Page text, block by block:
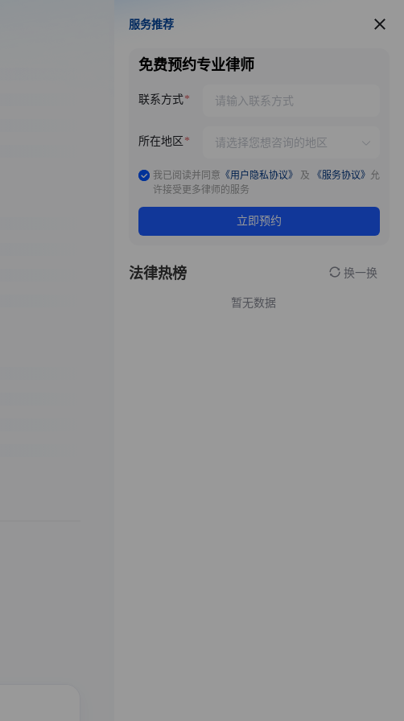
服务推荐
服务推荐
免费预约专业律师
联系方式
所在地区
我已阅读并同意 《用户隐私协议》 及 《服务协议》 允
许接受更多律师的服务
立即预约
法律热榜 换一换
暂无数据